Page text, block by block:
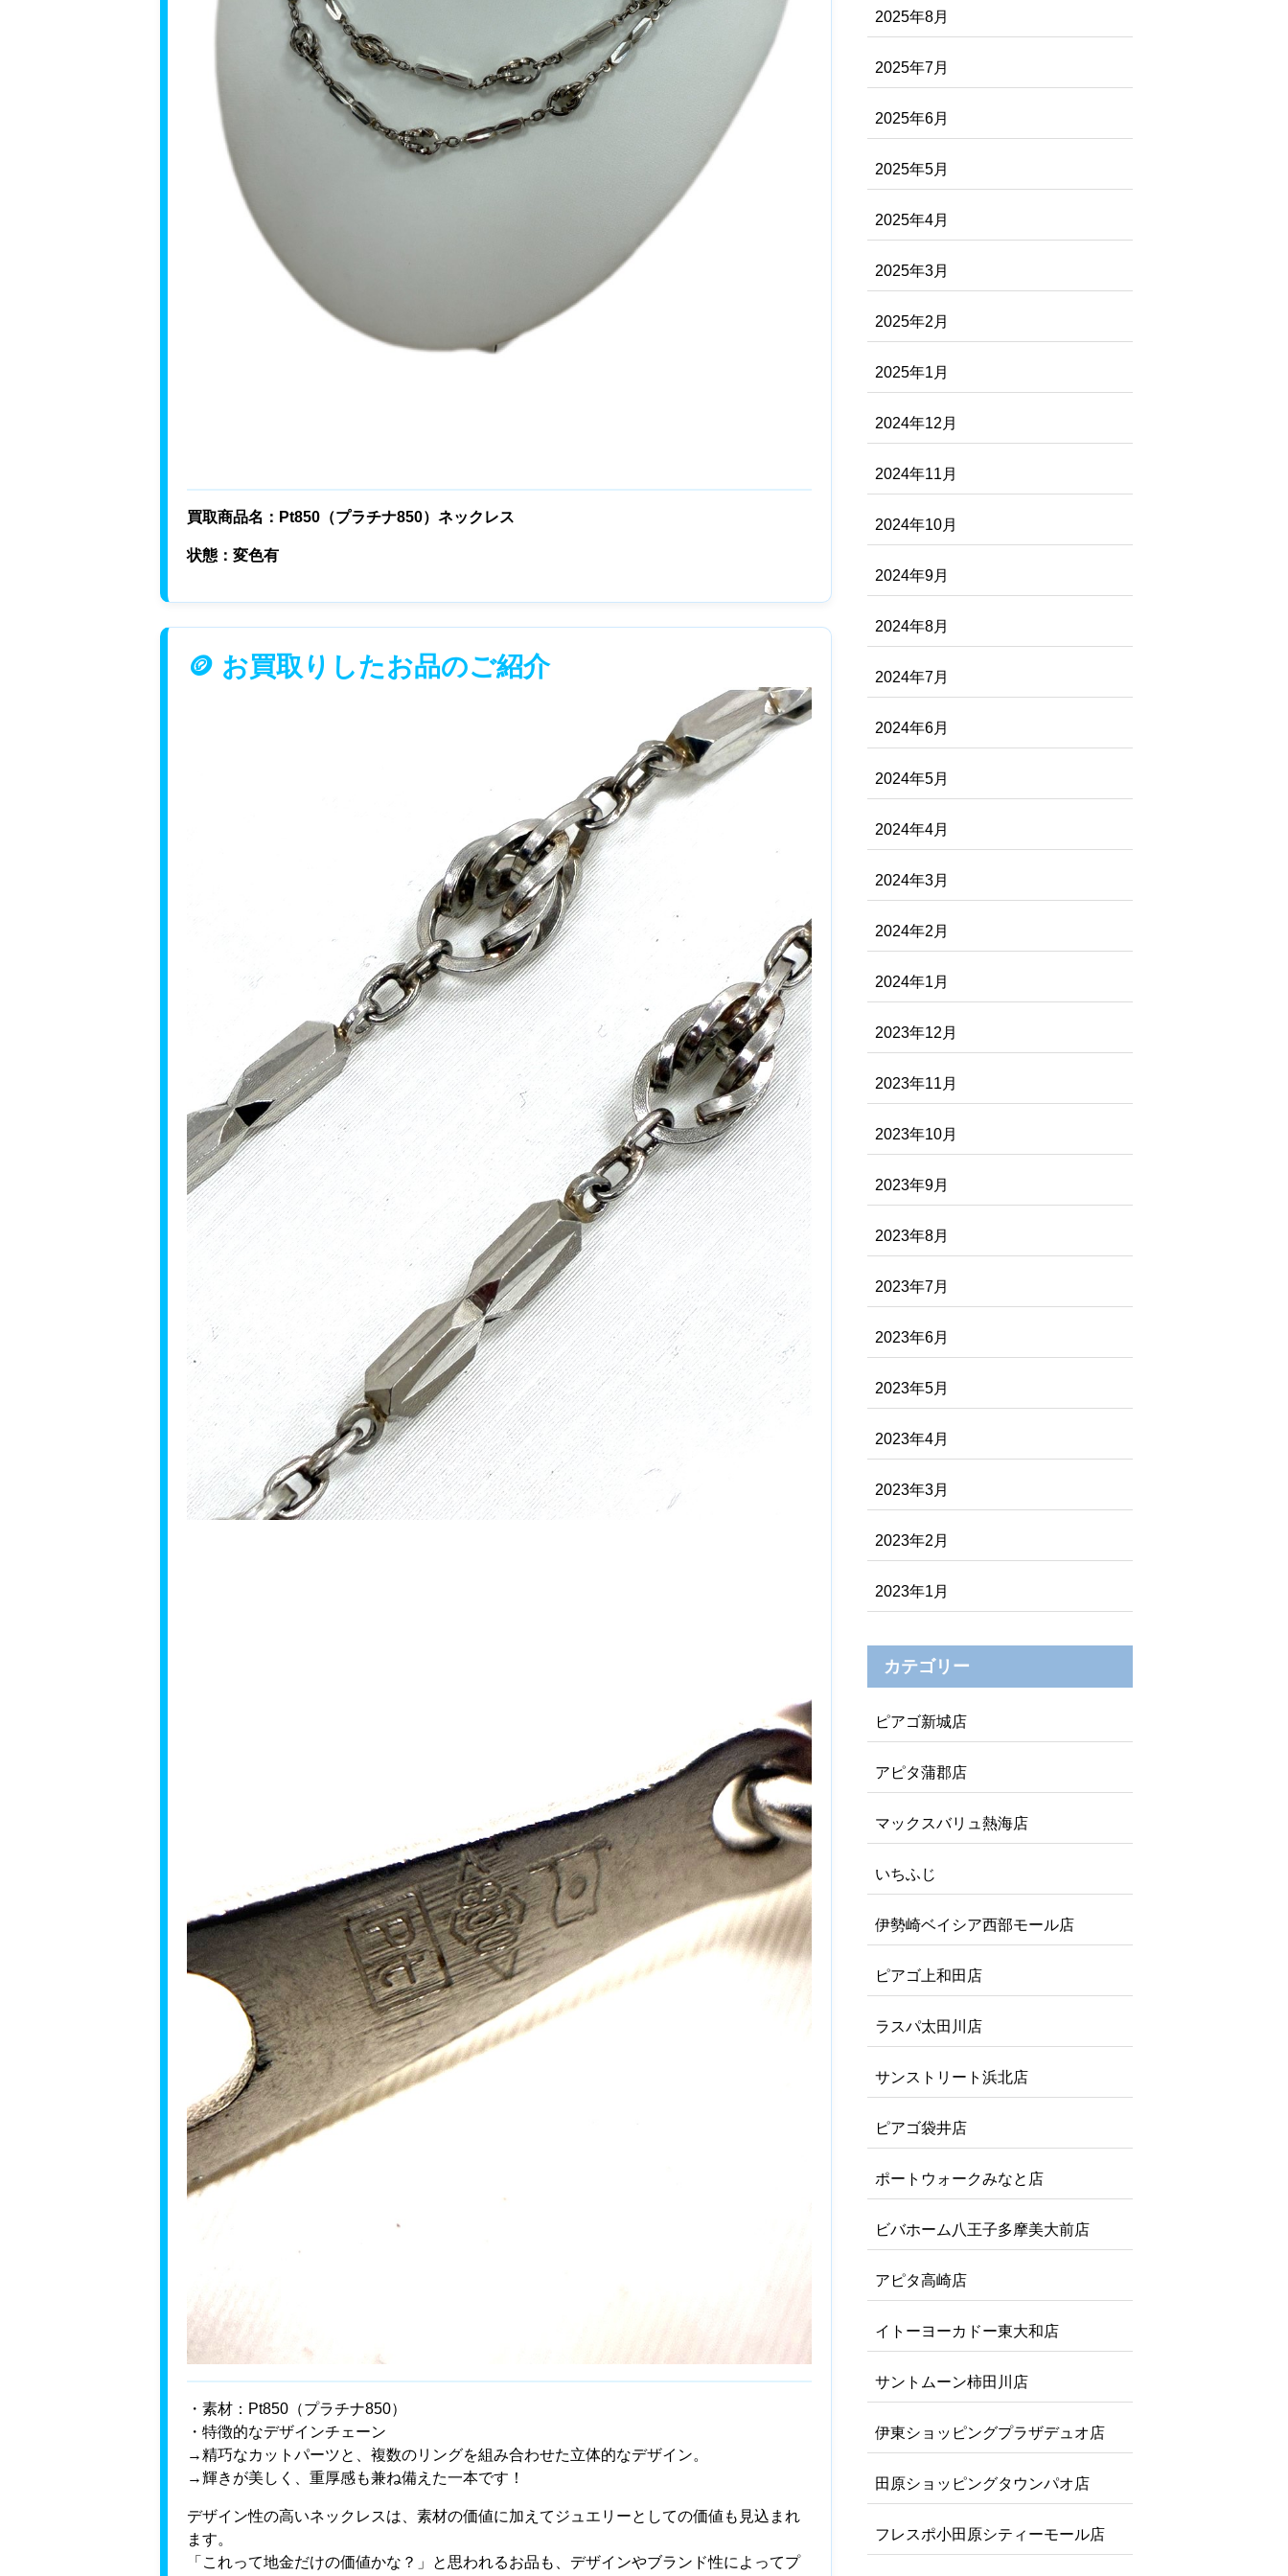
買取商品名：Pt850（プラチナ850）ネックレス
状態：変色有
🪙 お買取りしたお品のご紹介
・素材：Pt850（プラチナ850）
・特徴的なデザインチェーン
→精巧なカットパーツと、複数のリングを組み合わせた立体的なデザイン。
→輝きが美しく、重厚感も兼ね備えた一本です！
デザイン性の高いネックレスは、素材の価値に加えてジュエリーとしての価値も見込まれ
ます。
「これって地金だけの価値かな？」と思われるお品も、デザインやブランド性によってプ
2025年8月
2025年7月
2025年6月
2025年5月
2025年4月
2025年3月
2025年2月
2025年1月
2024年12月
2024年11月
2024年10月
2024年9月
2024年8月
2024年7月
2024年6月
2024年5月
2024年4月
2024年3月
2024年2月
2024年1月
2023年12月
2023年11月
2023年10月
2023年9月
2023年8月
2023年7月
2023年6月
2023年5月
2023年4月
2023年3月
2023年2月
2023年1月
カテゴリー
ピアゴ新城店
アピタ蒲郡店
マックスバリュ熱海店
いちふじ
伊勢崎ベイシア西部モール店
ピアゴ上和田店
ラスパ太田川店
サンストリート浜北店
ピアゴ袋井店
ポートウォークみなと店
ビバホーム八王子多摩美大前店
アピタ高崎店
イトーヨーカドー東大和店
サントムーン柿田川店
伊東ショッピングプラザデュオ店
田原ショッピングタウンパオ店
フレスポ小田原シティーモール店